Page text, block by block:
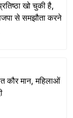
खो चुकी है,
से समझौता करने
कौर मान, महिलाओं